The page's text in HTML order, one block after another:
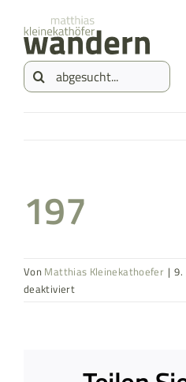
springen
Inhalt
springen
Suche
197
Von Matthias Kleinekathoefer | 9.
deaktiviertfür